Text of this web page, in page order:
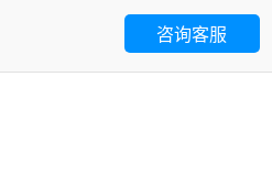
咨询客服